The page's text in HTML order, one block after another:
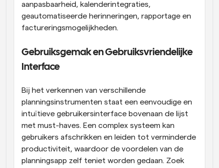
aanpasbaarheid, kalenderintegraties,
geautomatiseerde herinneringen, rapportage en
factureringsmogelijkheden.
Gebruiksgemak en Gebruiksvriendelijke
Interface
Bij het verkennen van verschillende
planningsinstrumenten staat een eenvoudige en
intuïtieve gebruikersinterface bovenaan de lijst
met must-haves. Een complex systeem kan
gebruikers afschrikken en leiden tot verminderde
productiviteit, waardoor de voordelen van de
planningsapp zelf teniet worden gedaan. Zoek